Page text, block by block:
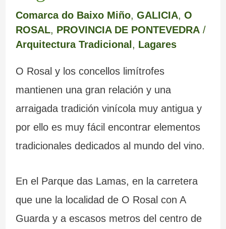
Comarca do Baixo Miño, GALICIA, O
ROSAL, PROVINCIA DE PONTEVEDRA/
Arquitectura Tradicional , Lagares
O Rosal y los concellos limítrofes
mantienen una gran relación y una
arraigada tradición vinícola muy antigua y
por ello es muy fácil encontrar elementos
tradicionales dedicados al mundo del vino.
En el Parque das Lamas, en la carretera
que une la localidad de O Rosal con A
Guarda y a escasos metros del centro de